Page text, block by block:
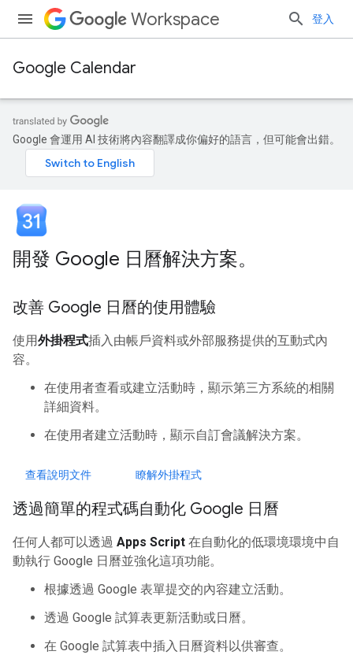
Workspace 登入
Google Calendar
Google 會運用 AI 技術將內容翻譯成你偏好的語言，但可能會出錯。
開發 Google 日曆解決方案。
改善 Google 日曆的使用體驗
使用外掛程式插入由帳戶資料或外部服務提供的互動式內
容。
在使用者查看或建立活動時，顯示第三方系統的相關
詳細資料。
在使用者建立活動時，顯示自訂會議解決方案。
查看說明文件 瞭解外掛程式
透過簡單的程式碼自動化 Google 日曆
任何人都可以透過 Apps Script 在自動化的低環境環境中自
動執行 Google 日曆並強化這項功能。
根據透過 Google 表單提交的內容建立活動。
透過 Google 試算表更新活動或日曆。
在 Google 試算表中插入日曆資料以供審查。